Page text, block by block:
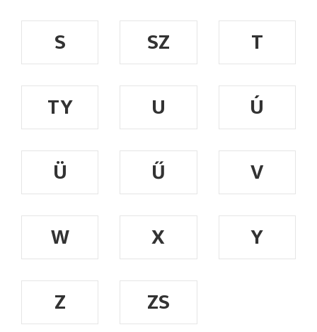
S
SZ
T
TY
U
Ú
Ü
Ű
V
W
X
Y
Z
ZS